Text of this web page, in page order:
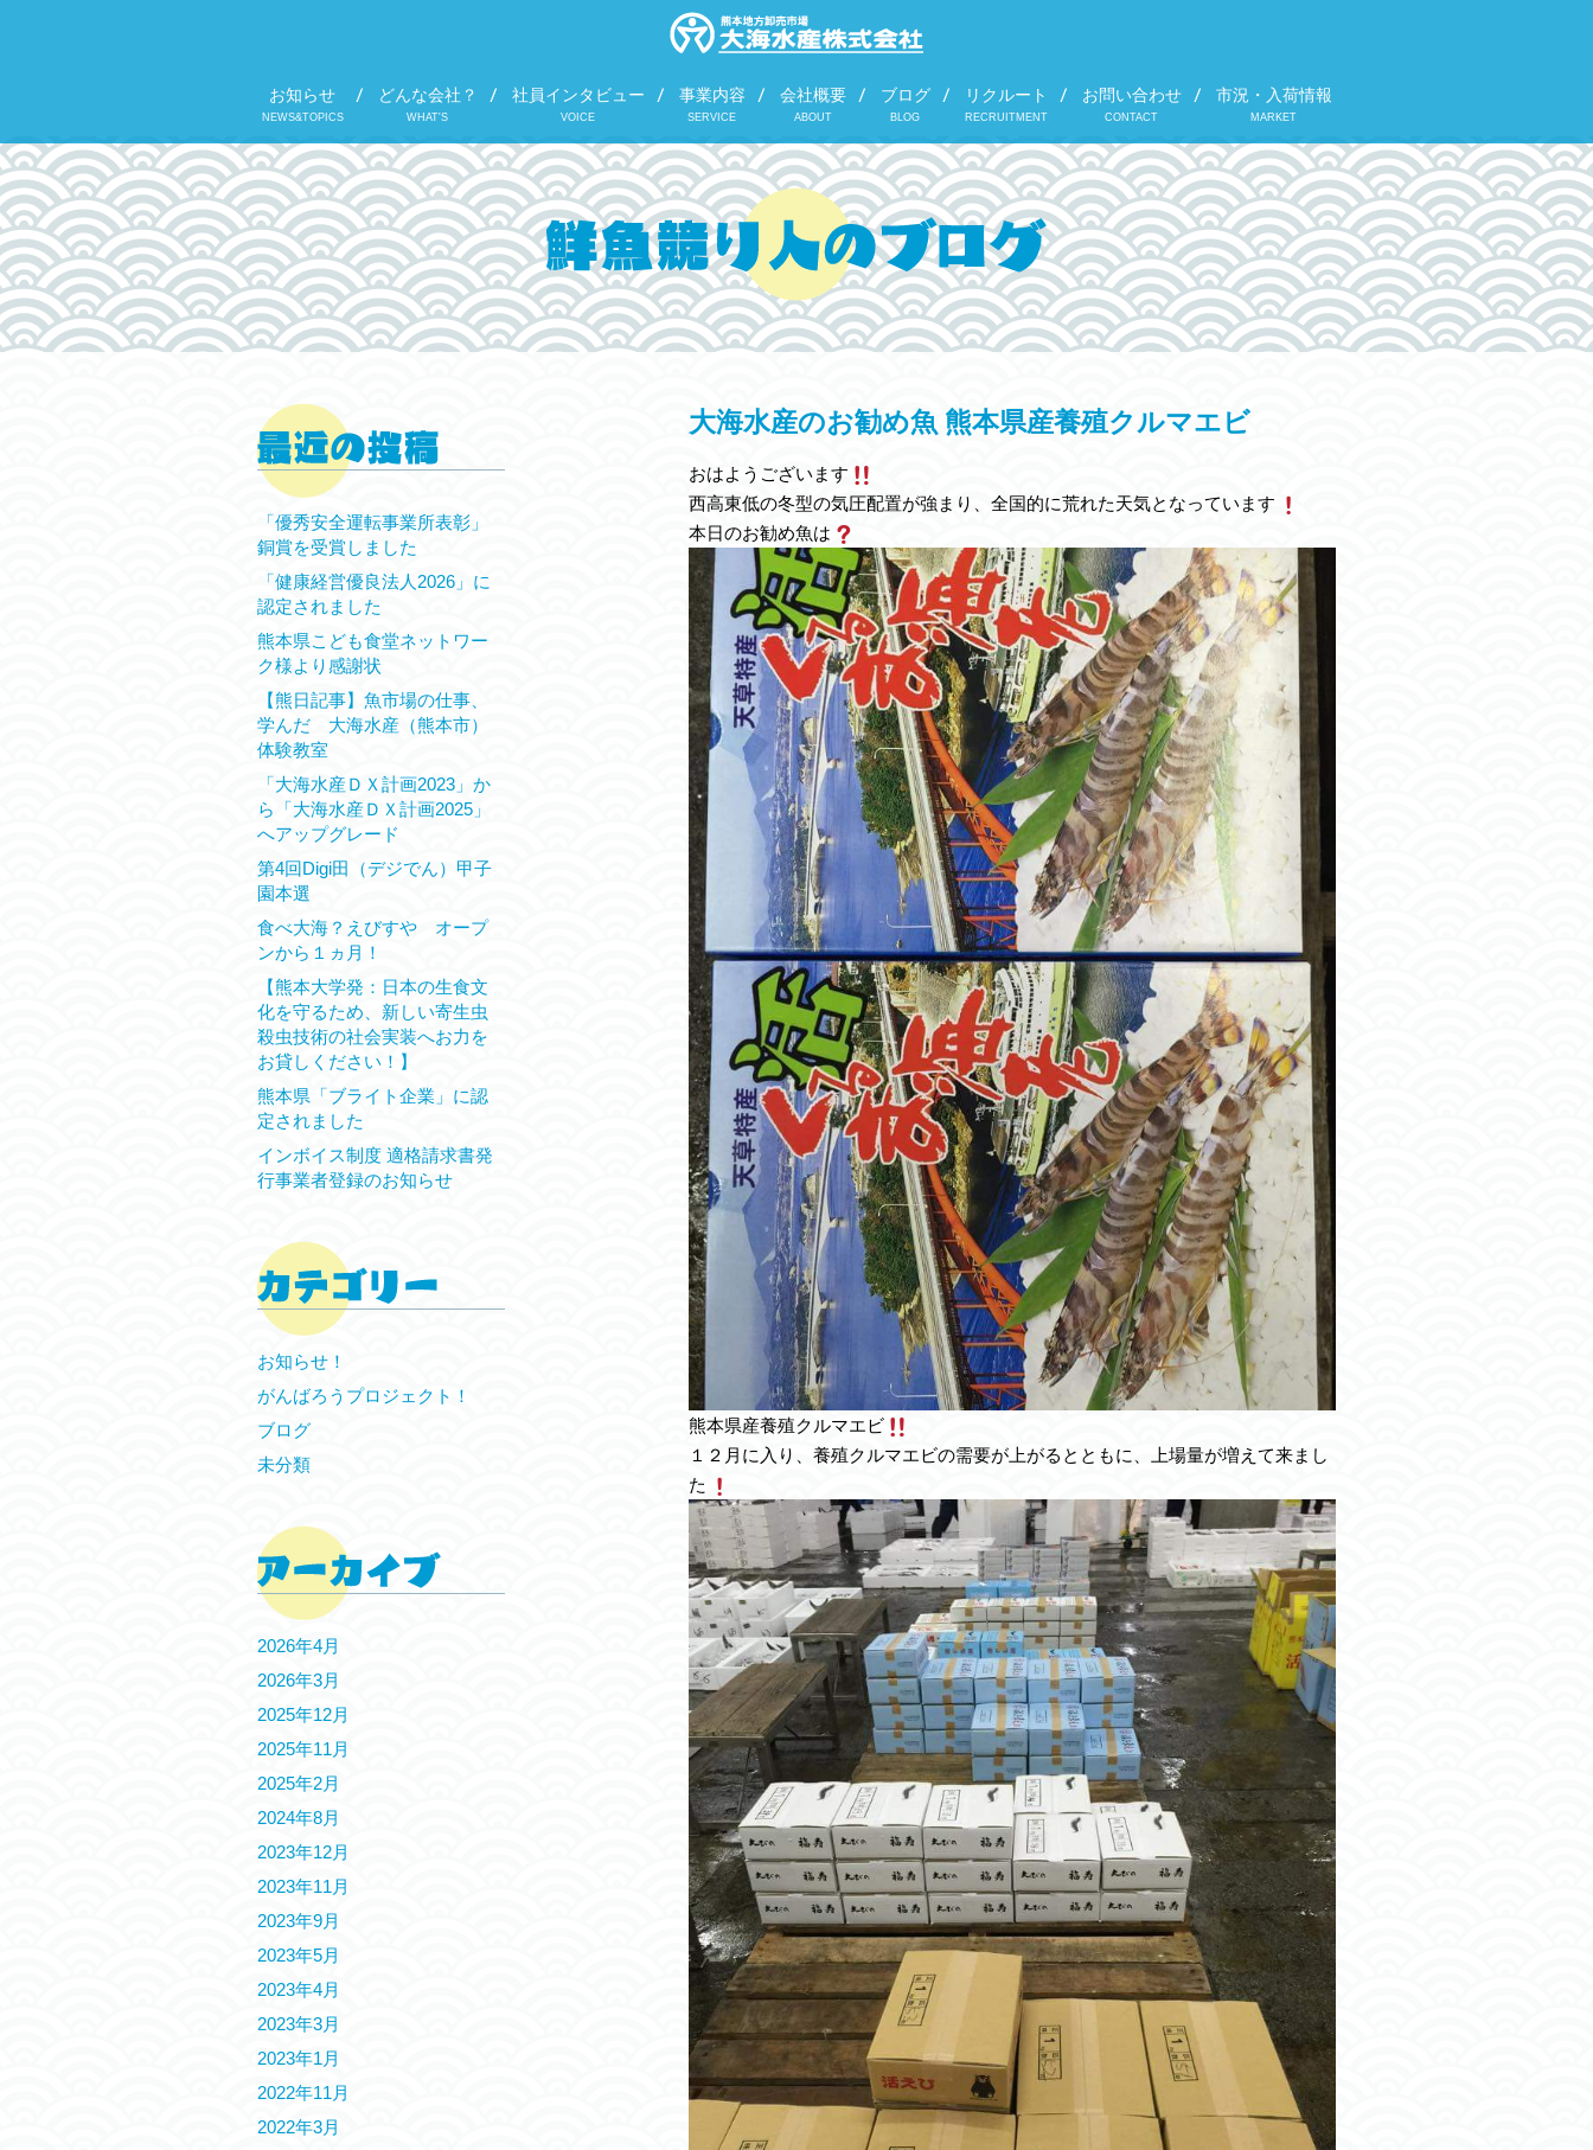
お知らせ
NEWS&TOPICS
どんな会社？
WHAT'S
社員インタビュー
VOICE
事業内容
SERVICE
会社概要
ABOUT
ブログ
BLOG
リクルート
RECRUITMENT
お問い合わせ
CONTACT
市況・入荷情報
MARKET
大海水産のお勧め魚 熊本県産養殖クルマエビ
おはようございます
西高東低の冬型の気圧配置が強まり、全国的に荒れた天気となっています
本日のお勧め魚は
熊本県産養殖クルマエビ
１２月に入り、養殖クルマエビの需要が上がるとともに、上場量が増えて来まし
た
「優秀安全運転事業所表彰」
銅賞を受賞しました
「健康経営優良法人2026」に
認定されました
熊本県こども食堂ネットワー
ク様より感謝状
【熊日記事】魚市場の仕事、
学んだ 大海水産（熊本市）
体験教室
「大海水産ＤＸ計画2023」か
ら「大海水産ＤＸ計画2025」
へアップグレード
第4回Digi田（デジでん）甲子
園本選
食べ大海？えびすや オープ
ンから１ヵ月！
【熊本大学発：日本の生食文
化を守るため、新しい寄生虫
殺虫技術の社会実装へお力を
お貸しください！】
熊本県「ブライト企業」に認
定されました
インボイス制度 適格請求書発
行事業者登録のお知らせ
お知らせ！
がんばろうプロジェクト！
ブログ
未分類
2026年4月
2026年3月
2025年12月
2025年11月
2025年2月
2024年8月
2023年12月
2023年11月
2023年9月
2023年5月
2023年4月
2023年3月
2023年1月
2022年11月
2022年3月